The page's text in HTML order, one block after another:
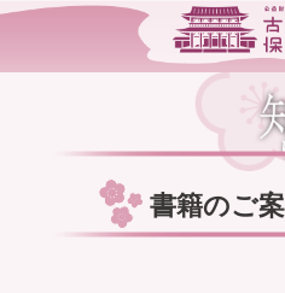
書籍のご